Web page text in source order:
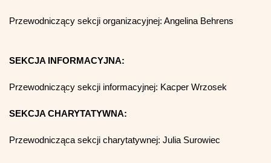
Przewodniczący sekcji organizacyjnej: Angelina Behrens
SEKCJA INFORMACYJNA:
Przewodniczący sekcji informacyjnej: Kacper Wrzosek
SEKCJA CHARYTATYWNA:
Przewodnicząca sekcji charytatywnej: Julia Surowiec